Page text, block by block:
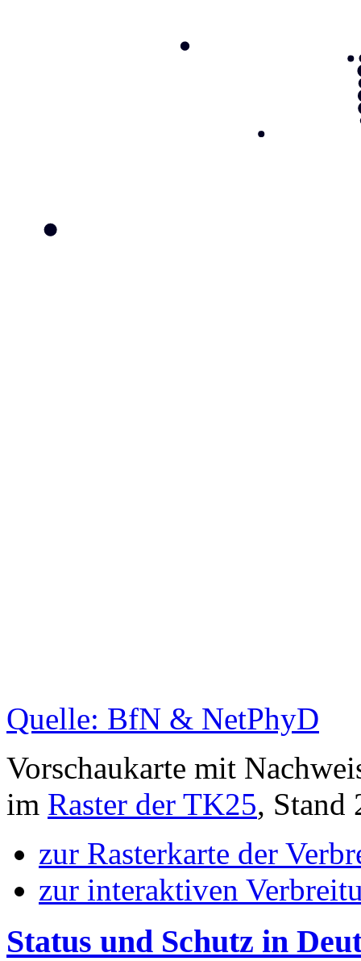
Quelle: BfN & NetPhyD
Vorschaukarte mit
im Raster der TK25, Stand
zur Rasterkarte der
zur interaktiven
Status und Schutz in